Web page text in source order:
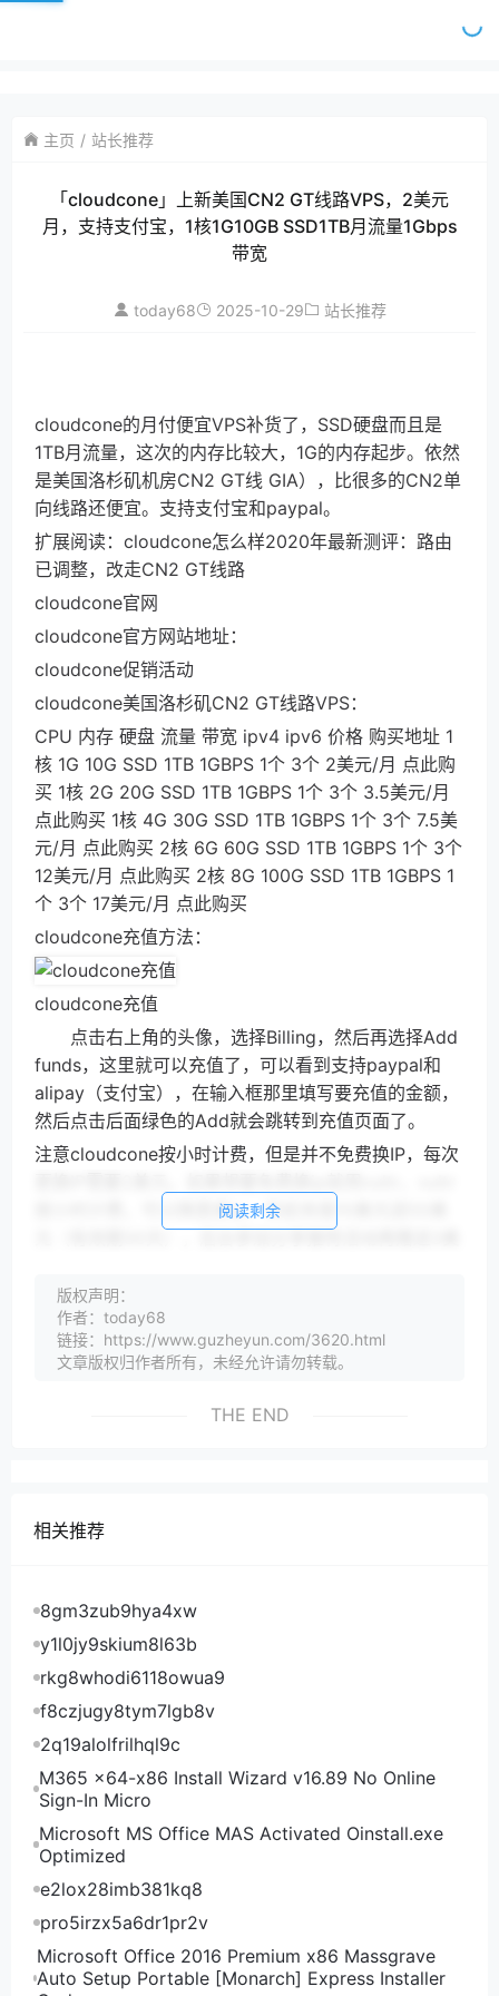
主页 站长推荐
「cloudcone」上新美国CN2 GT线路VPS，2美元
月，支持支付宝，1核1G10GB SSD1TB月流量1Gbps
带宽
today68 2025-10-29 站长推荐
cloudcone的月付便宜VPS补货了，SSD硬盘而且是
1TB月流量，这次的内存比较大，1G的内存起步。依然
是美国洛杉矶机房CN2 GT线 GIA），比很多的CN2单
向线路还便宜。支持支付宝和paypal。
扩展阅读：cloudcone怎么样2020年最新测评：路由
已调整，改走CN2 GT线路
cloudcone官网
cloudcone官方网站地址：
cloudcone促销活动
cloudcone美国洛杉矶CN2 GT线路VPS：
CPU 内存 硬盘 流量 带宽 ipv4 ipv6 价格 购买地址 1
核 1G 10G SSD 1TB 1GBPS 1个 3个 2美元/月 点此购
买 1核 2G 20G SSD 1TB 1GBPS 1个 3个 3.5美元/月
点此购买 1核 4G 30G SSD 1TB 1GBPS 1个 3个 7.5美
元/月 点此购买 2核 6G 60G SSD 1TB 1GBPS 1个 3个
12美元/月 点此购买 2核 8G 100G SSD 1TB 1GBPS 1
个 3个 17美元/月 点此购买
cloudcone充值方法：
cloudcone充值
点击右上角的头像，选择Billing，然后再选择Add
funds，这里就可以充值了，可以看到支持paypal和
alipay（支付宝），在输入框那里填写要充值的金额，
然后点击后面绿色的Add就会跳转到充值页面了。
注意cloudcone按小时计费，但是并不免费换IP，每次
按小时计费，可以随意换ip，目前充值10美元送50美
房），支持支付宝和微信支付，非常适合国人。
vultr送50美元地址：
扩展阅读：CloudCone注册教程
阅读剩余
版权声明：
作者：today68
链接：https://www.guzheyun.com/3620.html
文章版权归作者所有，未经允许请勿转载。
THE END
相关推荐
8gm3zub9hya4xw
y1l0jy9skium8l63b
rkg8whodi6118owua9
f8czjugy8tym7lgb8v
2q19alolfrilhql9c
M365 x64-x86 Install Wizard v16.89 No Online
Sign-In Micro
Microsoft MS Office MAS Activated Oinstall.exe
Optimized
e2lox28imb381kq8
pro5irzx5a6dr1pr2v
Microsoft Office 2016 Premium x86 Massgrave
Auto Setup Portable [Monarch] Express Installer